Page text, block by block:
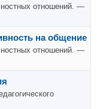
отношений. —
на общение
отношений. —